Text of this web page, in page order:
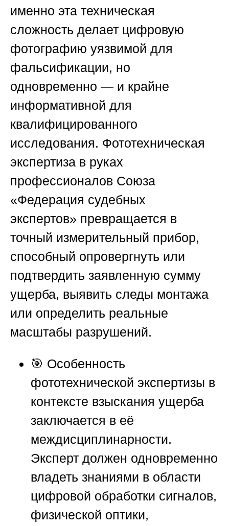
именно эта техническая
сложность делает цифровую
фотографию уязвимой для
фальсификации, но
одновременно — и крайне
информативной для
квалифицированного
исследования. Фототехническая
экспертиза в руках
профессионалов Союза
«Федерация судебных
экспертов» превращается в
точный измерительный прибор,
способный опровергнуть или
подтвердить заявленную сумму
ущерба, выявить следы монтажа
или определить реальные
масштабы разрушений.
🎯 Особенность
фототехнической экспертизы в
контексте взыскания ущерба
заключается в её
междисциплинарности.
Эксперт должен одновременно
владеть знаниями в области
цифровой обработки сигналов,
физической оптики,